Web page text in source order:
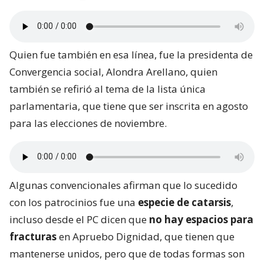
Quien fue también en esa línea, fue la presidenta de
Convergencia social, Alondra Arellano, quien
también se refirió al tema de la lista única
parlamentaria, que tiene que ser inscrita en agosto
para las elecciones de noviembre.
Algunas convencionales afirman que lo sucedido
con los patrocinios fue una especie de catarsis,
incluso desde el PC dicen que no hay espacios para
fracturasen Apruebo Dignidad, que tienen que
mantenerse unidos, pero que de todas formas son